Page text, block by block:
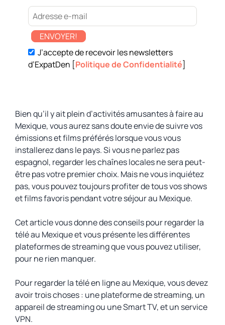
ENVOYER!
J’accepte de recevoir les newsletters
d’ExpatDen [Politique de Confidentialité]
Bien qu’il y ait plein d’activités amusantes à faire au
Mexique, vous aurez sans doute envie de suivre vos
émissions et films préférés lorsque vous vous
installerez dans le pays. Si vous ne parlez pas
espagnol, regarder les chaînes locales ne sera peut-
être pas votre premier choix. Mais ne vous inquiétez
pas, vous pouvez toujours profiter de tous vos shows
et films favoris pendant votre séjour au Mexique.
Cet article vous donne des conseils pour regarder la
télé au Mexique et vous présente les différentes
plateformes de streaming que vous pouvez utiliser,
pour ne rien manquer.
Pour regarder la télé en ligne au Mexique, vous devez
avoir trois choses : une plateforme de streaming, un
appareil de streaming ou une Smart TV, et un service
VPN.